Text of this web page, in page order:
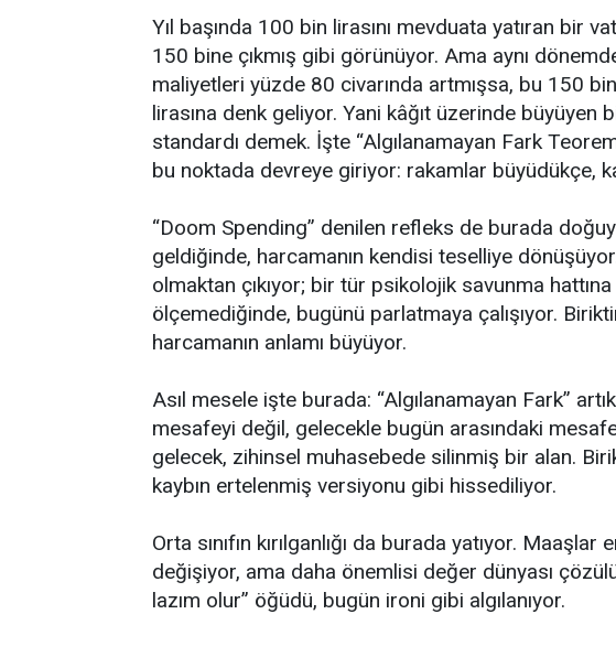
Yıl başında 100 bin lirasını mevduata yatıran bir
150 bine çıkmış gibi görünüyor. Ama aynı
maliyetleri yüzde 80 civarında artmışsa, bu 150
lirasına denk geliyor. Yani kâğıt üzerinde
standardı demek. İşte “Algılanamayan Fark
bu noktada devreye giriyor: rakamlar büyüdükçe,
“Doom Spending” denilen refleks de burada
geldiğinde, harcamanın kendisi teselliye
olmaktan çıkıyor; bir tür psikolojik savunma
ölçemediğinde, bugünü parlatmaya çalışıyor.
harcamanın anlamı büyüyor.
Asıl mesele işte burada: “Algılanamayan Fark”
mesafeyi değil, gelecekle bugün arasındaki
gelecek, zihinsel muhasebede silinmiş bir alan.
kaybın ertelenmiş versiyonu gibi hissediliyor.
Orta sınıfın kırılganlığı da burada yatıyor. Maaşlar
değişiyor, ama daha önemlisi değer dünyası
lazım olur” öğüdü, bugün ironi gibi algılanıyor.